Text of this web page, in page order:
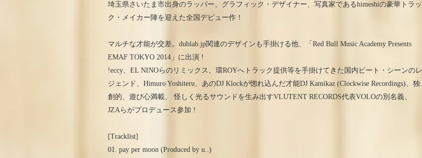
埼玉県さいたま市出身のラッパー、グラフィック・デザイナー、写真家であるhimeshiの豪華トラッ
ク・メイカー陣を迎えた全国デビュー作！
マルチな才能が交差。dublab.jp関連のデザインも手掛ける他、「Red Bull Music Academy Presents
EMAF TOKYO 2014」に出演 !
!eccy、EL NINOらのリミックス、環ROYへトラック提供等を手掛けてきた国内ビート・シーンのレ
ジェンド、Himuro Yoshiteru、あのDJ Klockが惚れ込んだ才能DJ Kamikaz (Clockwise Recordings)、独
創的、遊び心満載、 怪しく光るサウンドを生み出すVLUTENT RECORDS代表VOLOの別名義、
JZAらがプロデュース参加 !
[Tracklist]
01. pay per moon (Produced by u..)